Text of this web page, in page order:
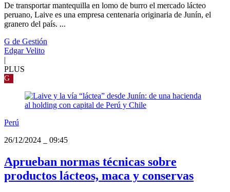
De transportar mantequilla en lomo de burro el mercado lácteo
peruano, Laive es una empresa centenaria originaria de Junín, el
granero del país. ...
G de Gestión
Edgar Velito
|
PLUS
G
Perú
26/12/2024
09:45
Aprueban normas técnicas sobre
productos lácteos, maca y conservas